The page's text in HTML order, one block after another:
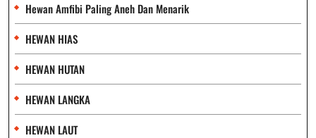
Hewan Amfibi Paling Aneh Dan Menarik
HEWAN HIAS
HEWAN HUTAN
HEWAN LANGKA
HEWAN LAUT